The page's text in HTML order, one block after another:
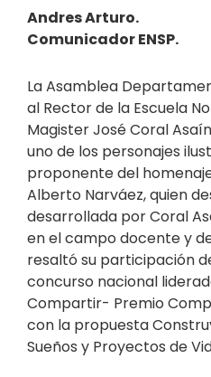
Andres Arturo.
Comunicador ENSP.
La Asamblea
al Rector de la Escuela
Magister José Coral
uno de los personajes
proponente del
Alberto Narváez, quien
desarrollada por Coral
en el campo docente y
resaltó su participación
concurso nacional
Compartir- Premio
con la propuesta
Sueños y Proyectos de